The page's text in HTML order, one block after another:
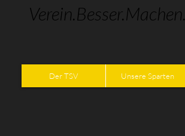
Verein.Besser.Machen.
Der TSV Unsere Sparten